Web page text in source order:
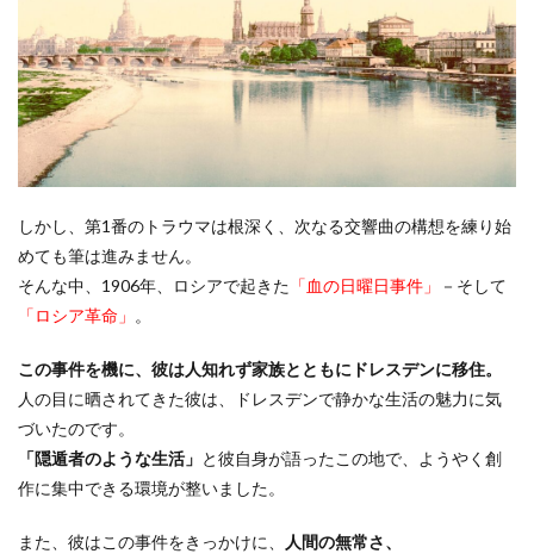
しかし、第1番のトラウマは根深く、次なる交響曲の構想を練り始
めても筆は進みません。
そんな中、1906年、ロシアで起きた 「血の日曜日事件」
－そして
「ロシア革命」 。
この事件を機に、彼は人知れず家族とともにドレスデンに移住。
人の目に晒されてきた彼は、ドレスデンで静かな生活の魅力に気
づいたのです。
「隠遁者のような生活」 と彼自身が語ったこの地で、ようやく創
作に集中できる環境が整いました。
また、彼はこの事件をきっかけに、
人間の無常さ、